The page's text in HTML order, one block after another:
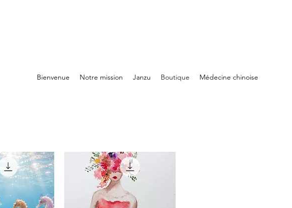
Bienvenue Notre mission Janzu Boutique Médecine chinoise